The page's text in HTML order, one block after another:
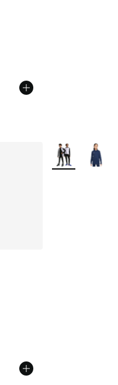
Plus de couleurs